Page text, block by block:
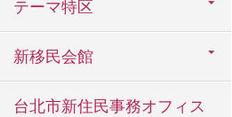
テーマ特区
新移民会館
台北市新住民事務オフィス